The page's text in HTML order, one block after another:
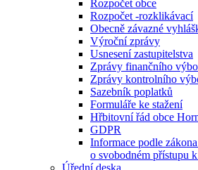
Rozpočet obce
Rozpočet -rozklikávací
Obecně závazné
Výroční zprávy
Usnesení zastupitelstva
Zprávy finančního
Zprávy kontrolního
Sazebník poplatků
Formuláře ke stažení
Hřbitovní řád obce
GDPR
Informace podle
o svobodném přístupu
Úřední deska